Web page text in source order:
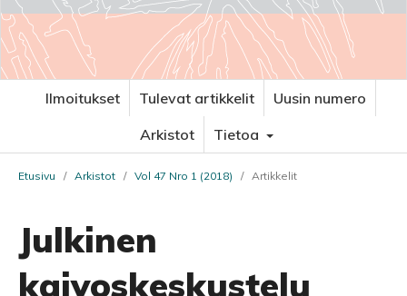
Ilmoitukset Tulevat artikkelit
Uusin numero
Arkistot
Tietoa
Etusivu / Arkistot / Vol 47 Nro 1 (2018) / Artikkelit
Julkinen
kaivoskeskustelu